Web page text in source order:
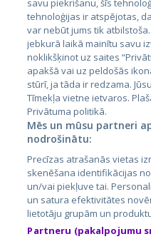
Lietuva
City24.lv
City24.ee
GetaPro.lv
GetaPro.ee
Skelbiu.lt
Autoplius.lt
savu piekrišanu, šīs
tehnoloģijas ir atspējotas,
var nebūt jums tik
jebkurā laikā mainītu savu
noklikšķinot uz saites
apakšā vai uz peldošās
stūrī, ja tāda ir redzama.
Tīmekļa vietne ietvaros.
Privātuma politikā.
Mēs un mūsu partneri
nodrošinātu:
Precīzas atrašanās vietas
skenēšana identifikācijas
un/vai piekļuve tai.
un satura efektivitātes
lietotāju grupām un
Partneru (pakalpojumu